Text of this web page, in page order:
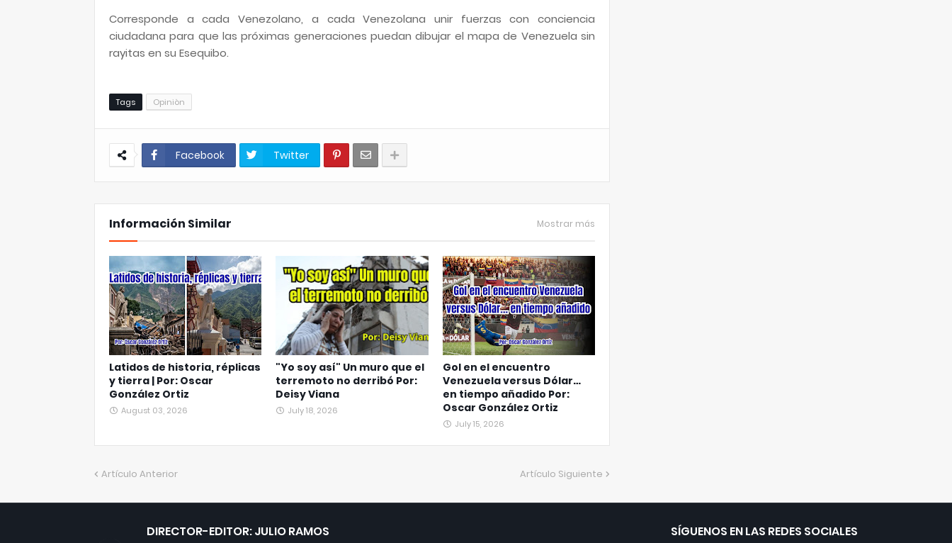
Corresponde a cada Venezolano, a cada Venezolana unir fuerzas con conciencia
ciudadana para que las próximas generaciones puedan dibujar el mapa de Venezuela sin
rayitas en su Esequibo.
Tags Opiniòn
Facebook Twitter
Información Similar Mostrar más
Latidos de historia, réplicas
y tierra | Por: Oscar
González Ortiz
August 03, 2026
"Yo soy así" Un muro que el
terremoto no derribó Por:
Deisy Viana
July 18, 2026
Gol en el encuentro
Venezuela versus Dólar…
en tiempo añadido Por:
Oscar González Ortiz
July 15, 2026
Artículo Anterior Artículo Siguiente
DIRECTOR-EDITOR: JULIO RAMOS SÍGUENOS EN LAS REDES SOCIALES